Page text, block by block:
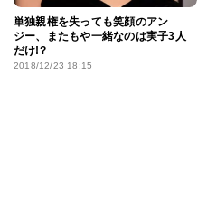
単独親権を失っても笑顔のアン
ジー、またもや一緒なのは実子3人
だけ!?
2018/12/23 18:15